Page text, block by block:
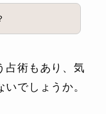
占術もあり、気
でしょうか。